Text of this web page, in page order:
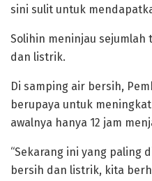
sini sulit untuk
Solihin meninjau
dan listrik.
Di samping air bersih,
berupaya untuk
awalnya hanya 12 jam
“Sekarang ini yang paling
bersih dan listrik, kita